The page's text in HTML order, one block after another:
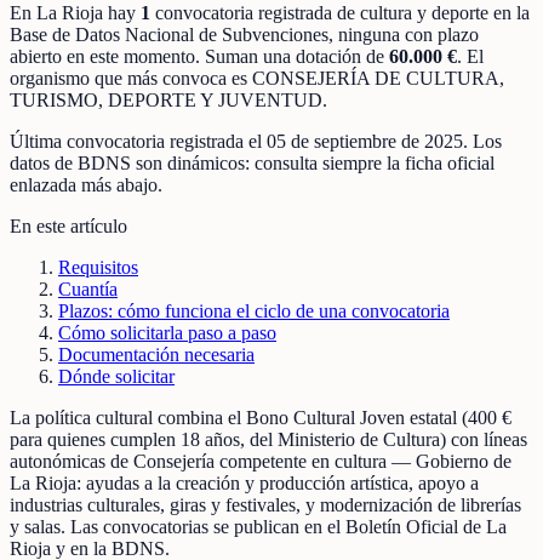
En La Rioja hay 1 convocatoria registrada de cultura y deporte en la
Base de Datos Nacional de Subvenciones, ninguna con plazo
abierto en este momento. Suman una dotación de 60.000 €. El
organismo que más convoca es CONSEJERÍA DE CULTURA,
TURISMO, DEPORTE Y JUVENTUD.
Última convocatoria registrada el 05 de septiembre de 2025. Los
datos de BDNS son dinámicos: consulta siempre la ficha oficial
enlazada más abajo.
En este artículo
Requisitos
Cuantía
Plazos: cómo funciona el ciclo de una convocatoria
Cómo solicitarla paso a paso
Documentación necesaria
Dónde solicitar
La política cultural combina el Bono Cultural Joven estatal (400 €
para quienes cumplen 18 años, del Ministerio de Cultura) con líneas
autonómicas de Consejería competente en cultura — Gobierno de
La Rioja: ayudas a la creación y producción artística, apoyo a
industrias culturales, giras y festivales, y modernización de librerías
y salas. Las convocatorias se publican en el Boletín Oficial de La
Rioja y en la BDNS.